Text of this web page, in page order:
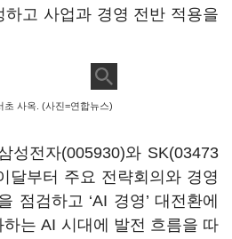
고 사업과 경영 전반 적용을
초 사옥. (사진=연합뉴스)
성전자(005930)와 SK(03473
달부터 주요 전략회의와 경영
점검하고 ‘AI 경영’ 대전환에
하는AI 시대에 발전 흐름을 따